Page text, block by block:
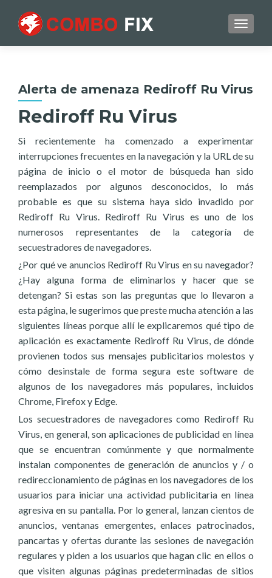
Alerta de amenaza Rediroff Ru Virus
Rediroff Ru Virus
Si recientemente ha comenzado a experimentar
interrupciones frecuentes en la navegación y la URL de su
página de inicio o el motor de búsqueda han sido
reemplazados por algunos desconocidos, lo más
probable es que su sistema haya sido invadido por
Rediroff Ru Virus. Rediroff Ru Virus es uno de los
numerosos representantes de la categoría de
secuestradores de navegadores.
¿Por qué ve anuncios Rediroff Ru Virus en su navegador?
¿Hay alguna forma de eliminarlos y hacer que se
detengan? Si estas son las preguntas que lo llevaron a
esta página, le sugerimos que preste mucha atención a las
siguientes líneas porque allí le explicaremos qué tipo de
aplicación es exactamente Rediroff Ru Virus, de dónde
provienen todos sus mensajes publicitarios molestos y
cómo desinstale de forma segura este software de
algunos de los navegadores más populares, incluidos
Chrome, Firefox y Edge.
Los secuestradores de navegadores como Rediroff Ru
Virus, en general, son aplicaciones de publicidad en línea
que se encuentran comúnmente y que normalmente
instalan componentes de generación de anuncios y / o
redireccionamiento de páginas en los navegadores de los
usuarios para iniciar una actividad publicitaria en línea
agresiva en su pantalla. Por lo general, lanzan cientos de
anuncios, ventanas emergentes, enlaces patrocinados,
pancartas y ofertas durante las sesiones de navegación
regulares y piden a los usuarios que hagan clic en ellos o
que visiten algunas páginas predeterminadas de sitios